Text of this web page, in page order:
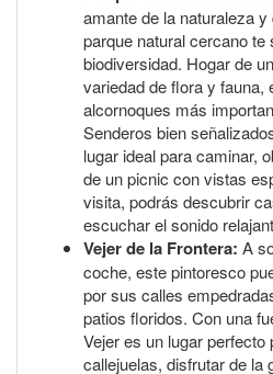
amante de la naturaleza
parque natural cercano
biodiversidad. Hogar de
variedad de flora y fauna,
alcornoques más
Senderos bien
lugar ideal para caminar,
de un picnic con vistas
visita, podrás descubrir
escuchar el sonido
Vejer de la Frontera: A
coche, este pintoresco
por sus calles
patios floridos. Con una
Vejer es un lugar
callejuelas, disfrutar de la